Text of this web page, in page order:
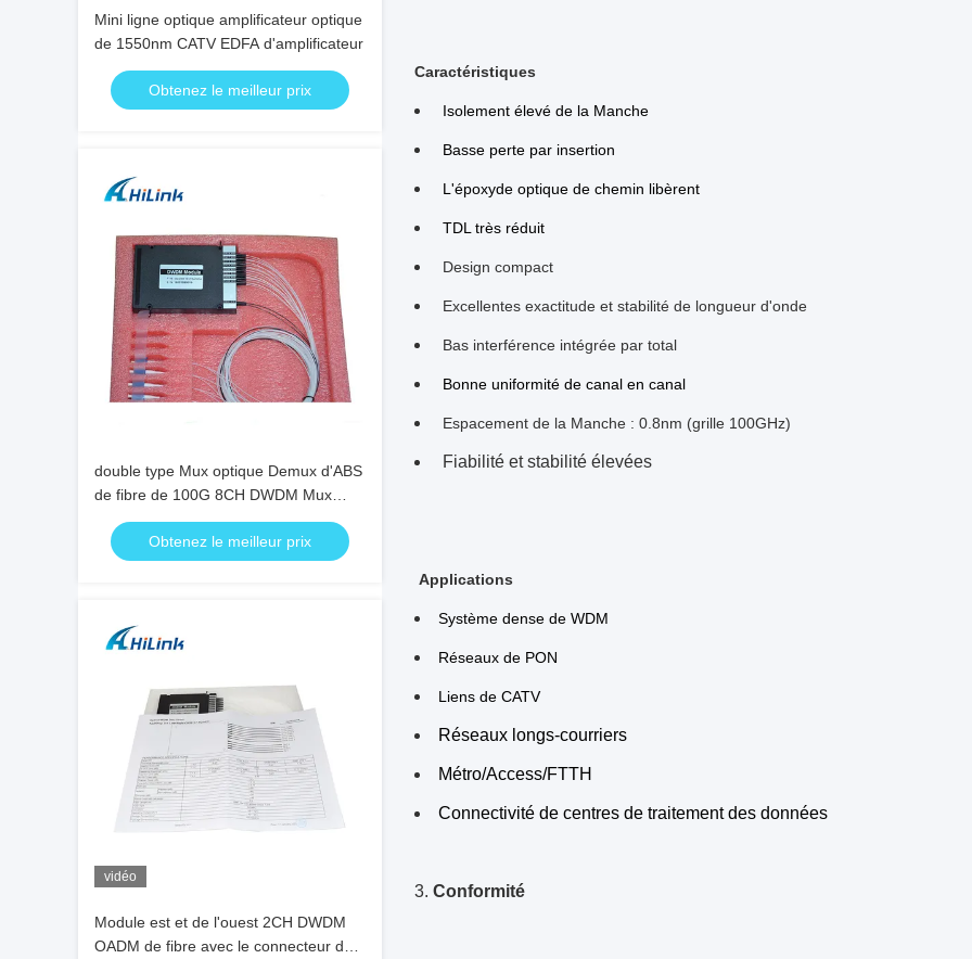
Mini ligne optique amplificateur optique
de 1550nm CATV EDFA d'amplificateur
Obtenez le meilleur prix
double type Mux optique Demux d'ABS
de fibre de 100G 8CH DWDM Mux
Demux CH16-CH23
Obtenez le meilleur prix
vidéo
Module est et de l'ouest 2CH DWDM
OADM de fibre avec le connecteur de
Caractéristiques
Isolement élevé de la Manche
Basse perte par insertion
L'époxyde optique de chemin libèrent
TDL très réduit
Design compact
Excellentes exactitude et stabilité de longueur d'onde
Bas interférence intégrée par total
Bonne uniformité de canal en canal
Espacement de la Manche : 0.8nm (grille 100GHz)
Fiabilité et stabilité élevées
Applications
Système dense de WDM
Réseaux de PON
Liens de CATV
Réseaux longs-courriers
Métro/Access/FTTH
Connectivité de centres de traitement des données
3. Conformité